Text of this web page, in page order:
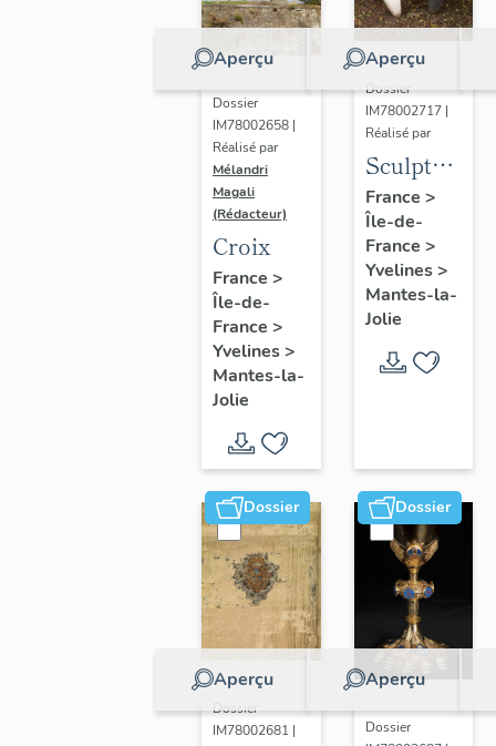
Aperçu
Dossier
IM78002658 |
Réalisé par
Mélandri
Magali
(Rédacteur)
Croix
France >
Île-de-
France >
Yvelines>
Mantes-la-
Jolie
Aperçu
Dossier
IM78002717 |
Réalisé par
Sculpture
: la
Ronde
France >
Île-de-
France >
Yvelines>
Mantes-la-
Jolie
Dossier
Aperçu
Dossier
IM78002681 |
Dossier
Aperçu
Dossier